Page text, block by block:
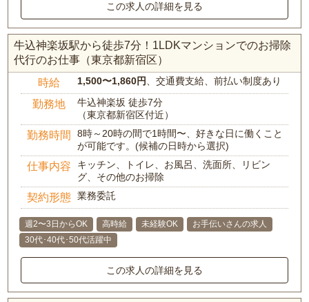
この求人の詳細を見る
牛込神楽坂駅から徒歩7分！1LDKマンションでのお掃除
代行のお仕事（東京都新宿区）
時給 1,500〜1,860円 、交通費支給、前払い制度あり
勤務地
牛込神楽坂 徒歩7分
（東京都新宿区付近）
勤務時間
8時～20時の間で1時間〜、好きな日に働くこと
が可能です。(候補の日時から選択)
仕事内容
キッチン、トイレ、お風呂、洗面所、リビン
グ、その他のお掃除
契約形態 業務委託
週2〜3日からOK 高時給 未経験OK
お手伝いさんの求人
30代･40代･50代活躍中
この求人の詳細を見る